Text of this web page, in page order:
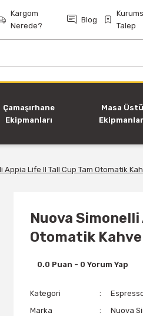
Kargom
Nerede?
Blog
Talep
Çamaşırhane
Ekipmanları
Masa Üstü
Appia Life II Tall Cup Tam Otomatik
Nuova
Otomatik
0.0 Puan - 0 Yorum Yap
Kategori
Marka
Nuova